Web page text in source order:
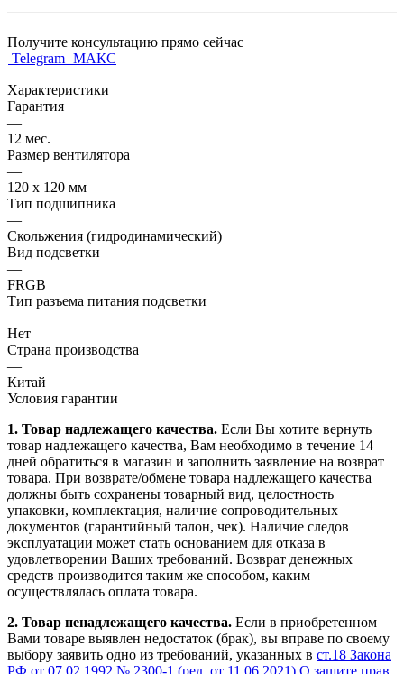
Получите консультацию прямо сейчас
Telegram МАКС
Характеристики
Гарантия
—
12 мес.
Размер вентилятора
—
120 х 120 мм
Тип подшипника
—
Скольжения (гидродинамический)
Вид подсветки
—
FRGB
Тип разъема питания подсветки
—
Нет
Страна производства
—
Китай
Условия гарантии
1. Товар надлежащего качества. Если Вы хотите вернуть
товар надлежащего качества, Вам необходимо в течение 14
дней обратиться в магазин и заполнить заявление на возврат
товара. При возврате/обмене товара надлежащего качества
должны быть сохранены товарный вид, целостность
упаковки, комплектация, наличие сопроводительных
документов (гарантийный талон, чек). Наличие следов
эксплуатации может стать основанием для отказа в
удовлетворении Ваших требований. Возврат денежных
средств производится таким же способом, каким
осуществлялась оплата товара.
2. Товар ненадлежащего качества. Если в приобретенном
Вами товаре выявлен недостаток (брак), вы вправе по своему
выбору заявить одно из требований, указанных в ст.18 Закона
РФ от 07.02.1992 № 2300-1 (ред. от 11.06.2021) О защите прав